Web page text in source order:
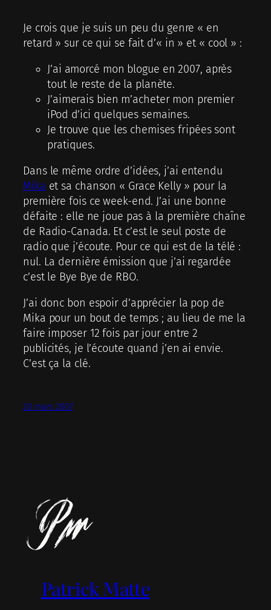
Je crois que je suis un peu du genre « en
retard » sur ce qui se fait d’« in » et « cool » :
J’ai amorcé mon blogue en 2007, après
tout le reste de la planète.
J’aimerais bien m’acheter mon premier
iPod d’ici quelques semaines.
Je trouve que les chemises fripées sont
pratiques.
Dans le même ordre d’idées, j’ai entendu
Mika et sa chanson « Grace Kelly » pour la
première fois ce week-end. J’ai une bonne
défaite : elle ne joue pas à la première chaîne
de Radio-Canada. Et c’est le seul poste de
radio que j’écoute. Pour ce qui est de la télé :
nul. La dernière émission que j’ai regardée
c’est le Bye Bye de RBO.
J’ai donc bon espoir d’apprécier la pop de
Mika pour un bout de temps ; au lieu de me la
faire imposer 12 fois par jour entre 2
publicités, je l’écoute quand j’en ai envie.
C’est ça la clé.
20 mars 2007
Patrick Matte